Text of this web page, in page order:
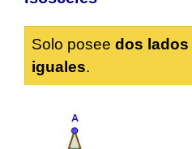
Solo posee dos lados
iguales.